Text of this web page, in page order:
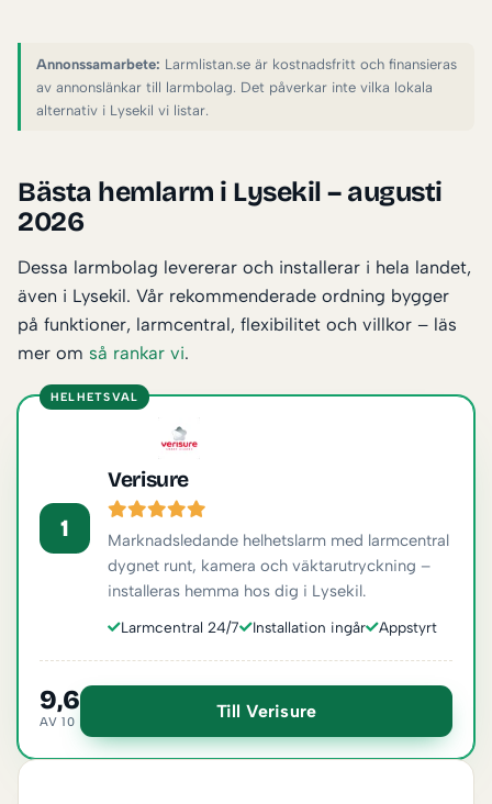
Annonssamarbete: Larmlistan.se är kostnadsfritt och finansieras
av annonslänkar till larmbolag. Det påverkar inte vilka lokala
alternativ i Lysekil vi listar.
Bästa hemlarm i Lysekil – augusti
2026
Dessa larmbolag levererar och installerar i hela landet,
även i Lysekil. Vår rekommenderade ordning bygger
på funktioner, larmcentral, flexibilitet och villkor – läs
mer om så rankar vi.
HELHETSVAL
1
Verisure
Marknadsledande helhetslarm med larmcentral
dygnet runt, kamera och väktarutryckning –
installeras hemma hos dig i Lysekil.
Larmcentral 24/7 Installation ingår Appstyrt
9,6
AV 10
Till Verisure